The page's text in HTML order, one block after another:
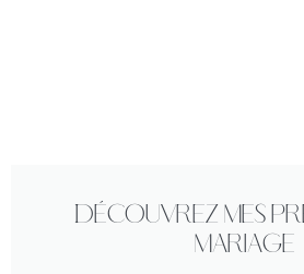
Découvrez mes
mariage